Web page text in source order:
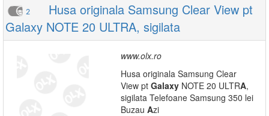
2
Husa originala Samsung Clear View pt
Galaxy NOTE 20 ULTRA, sigilata
www.olx.ro
Husa originala Samsung Clear
View pt Galaxy NOTE 20 ULTRA,
sigilata Telefoane Samsung 350 lei
Buzau Azi